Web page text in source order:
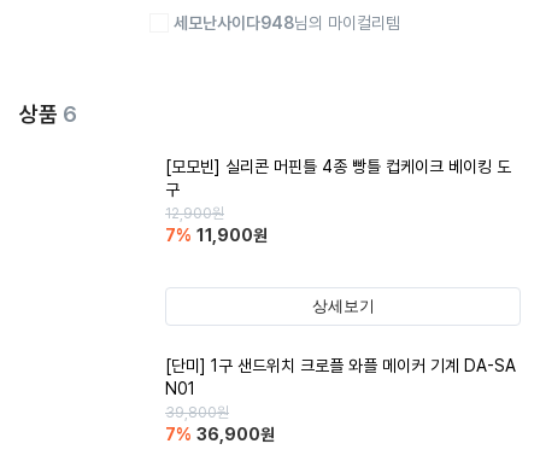
세모난사이다948님의 마이컬리템
상품 6
[모모빈] 실리콘 머핀틀 4종 빵틀 컵케이크 베이킹 도
구
12,900원
7% 11,900원
상세보기
[단미] 1구 샌드위치 크로플 와플 메이커 기계 DA-SA
N01
39,800원
7% 36,900원